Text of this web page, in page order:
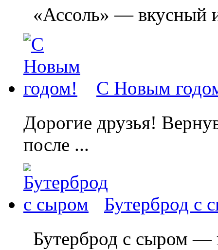
«Ассоль» — вкусный и
С Новым
Дорогие друзья!
после ...
Бутерброд с
Бутерброд с сыром —